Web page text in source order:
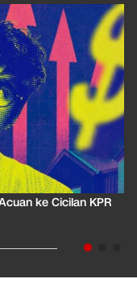
ke Cicilan KPR